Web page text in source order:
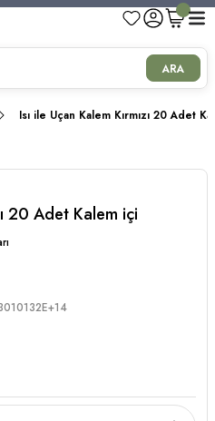
Kargo Bedava!
Kargo Bedava!
ARA
Isı ile Uçan Kalem Kırmızı 20 Adet
20 Adet Kalem içi